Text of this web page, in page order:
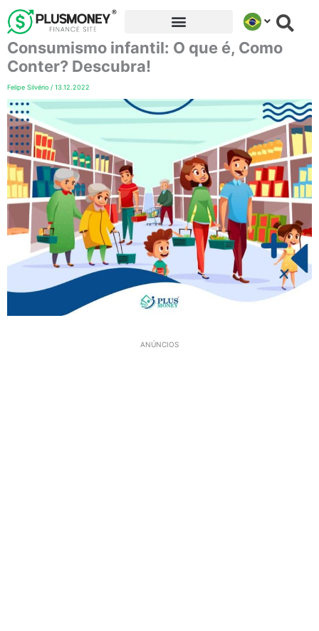
para
conteúdo
Consumismo infantil: O que é, Como
Conter? Descubra!
Felipe Silvério / 13.12.2022
ANÚNCIOS